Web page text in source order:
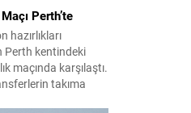
Perth’te
hazırlıkları
Perth kentindeki
maçında karşılaştı.
takıma